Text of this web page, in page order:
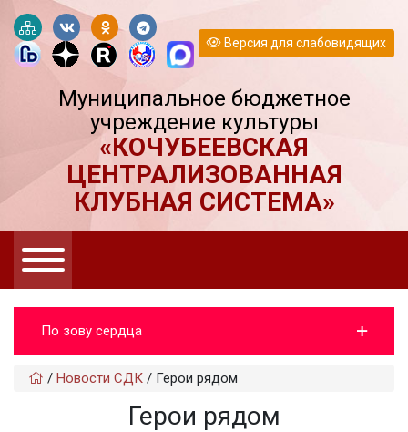
Версия для слабовидящих
Муниципальное бюджетное
учреждение культуры
«КОЧУБЕЕВСКАЯ
ЦЕНТРАЛИЗОВАННАЯ
КЛУБНАЯ СИСТЕМА»
По зову сердца
/ Новости СДК / Герои рядом
Герои рядом